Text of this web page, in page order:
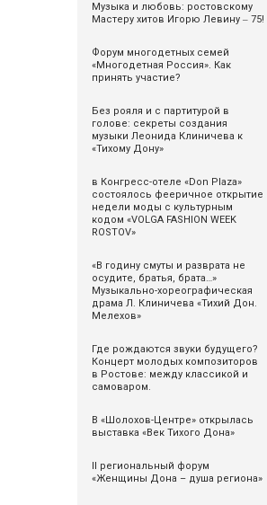
Музыка и любовь: ростовскому
Мастеру хитов Игорю Левину ‒ 75!
Форум многодетных семей
«Многодетная Россия». Как
принять участие?
Без рояля и с партитурой в
голове: секреты создания
музыки Леонида Клиничева к
«Тихому Дону»
в Конгресс-отеле «Don Plaza»
состоялось фееричное открытие
недели моды с культурным
кодом «VOLGA FASHION WEEK
ROSTOV»
«В годину смуты и разврата не
осудите, братья, брата…»
Музыкально-хореографическая
драма Л. Клиничева «Тихий Дон.
Мелехов»
Где рождаются звуки будущего?
Концерт молодых композиторов
в Ростове: между классикой и
самоваром.
В «Шолохов-Центре» открылась
выставка «Век Тихого Дона»
II региональный форум
«Женщины Дона – душа региона»